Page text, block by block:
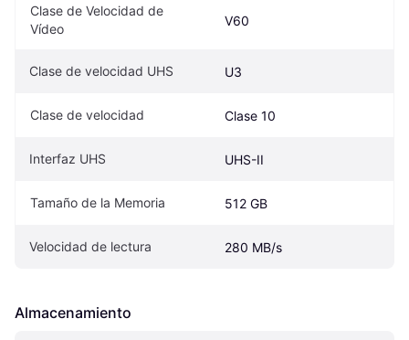
Clase de Velocidad de
Vídeo
V60
Clase de velocidad UHS U3
Clase de velocidad Clase 10
Interfaz UHS UHS-II
Tamaño de la Memoria 512 GB
Velocidad de lectura 280 MB/s
Almacenamiento